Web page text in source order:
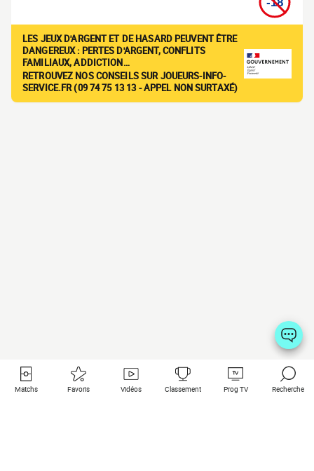
LES JEUX D'ARGENT ET DE HASARD PEUVENT ÊTRE
DANGEREUX : PERTES D'ARGENT, CONFLITS
FAMILIAUX, ADDICTION…
RETROUVEZ NOS CONSEILS SUR JOUEURS-INFO-
SERVICE.FR (09 74 75 13 13 - APPEL NON SURTAXÉ)
Matchs Favoris Vidéos Classement Prog TV Recherche